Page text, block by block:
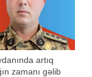
artıq
zamanı gəlib